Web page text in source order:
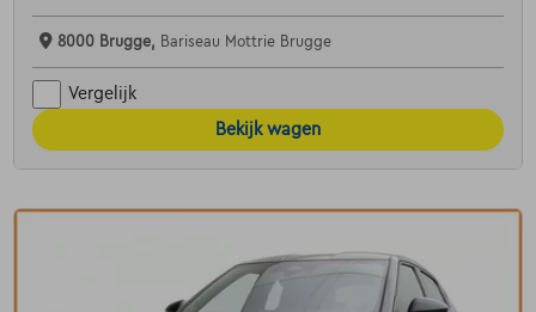
8000 Brugge, Bariseau Mottrie Brugge
Vergelijk
Bekijk wagen